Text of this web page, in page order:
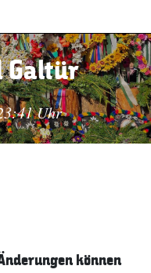
Galtür
Uhr
können